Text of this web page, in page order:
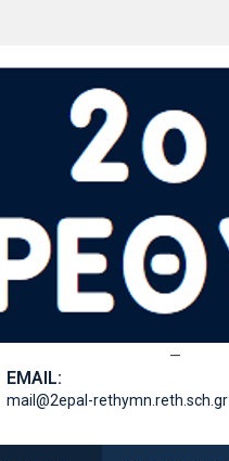
—
EMAIL:
mail@2epal-rethymn.reth.sch.gr